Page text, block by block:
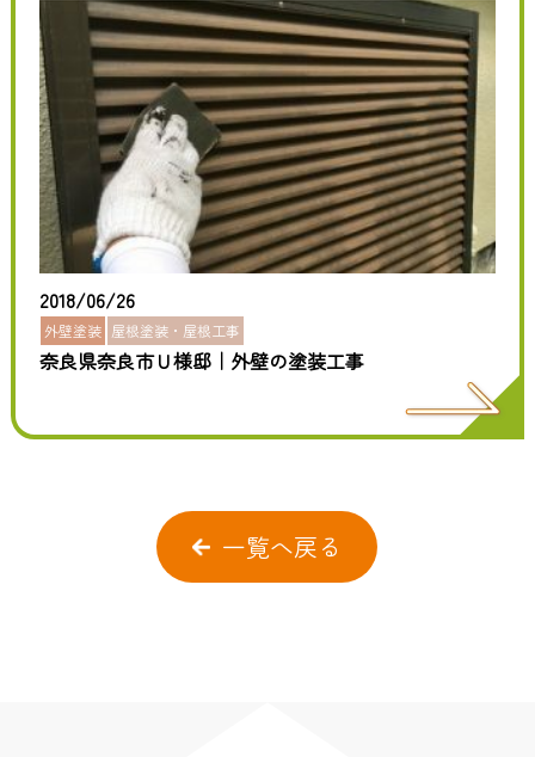
2018/06/26
外壁塗装 屋根塗装・屋根工事
奈良県奈良市Ｕ様邸｜外壁の塗装工事
一覧へ戻る